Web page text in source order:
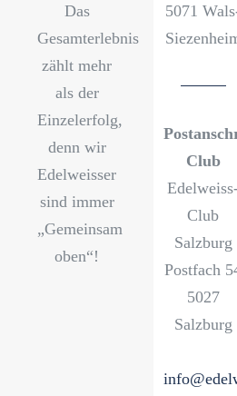
Das
Gesamterlebnis
zählt mehr
als der
Einzelerfolg,
denn wir
Edelweisser
sind immer
„Gemeinsam
oben“!
5071
Club
Club
Salzburg
Postfach
5027
Salzburg